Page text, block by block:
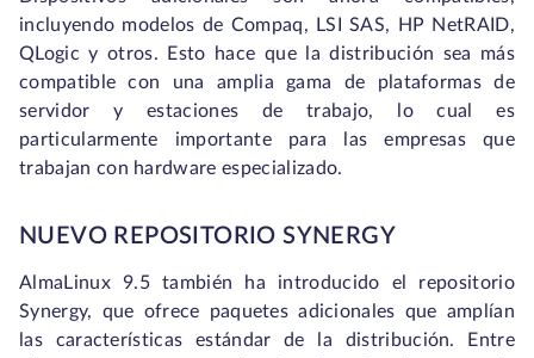
incluyendo modelos de Compaq, LSI SAS, HP NetRAID,
QLogic y otros. Esto hace que la distribución sea más
compatible con una amplia gama de plataformas de
servidor y estaciones de trabajo, lo cual es
particularmente importante para las empresas que
trabajan con hardware especializado.
NUEVO REPOSITORIO SYNERGY
AlmaLinux 9.5 también ha introducido el repositorio
Synergy, que ofrece paquetes adicionales que amplían
las características estándar de la distribución. Entre